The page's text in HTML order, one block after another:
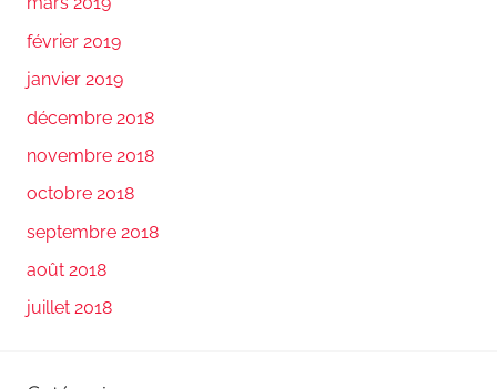
février 2019
janvier 2019
décembre 2018
novembre 2018
octobre 2018
septembre 2018
août 2018
juillet 2018